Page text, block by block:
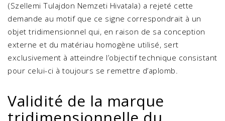
(Szellemi Tulajdon Nemzeti Hivatala) a rejeté cette
demande au motif que ce signe correspondrait à un
objet tridimensionnel qui, en raison de sa conception
externe et du matériau homogène utilisé, sert
exclusivement à atteindre l’objectif technique consistant
pour celui-ci à toujours se remettre d’aplomb.
Validité de la marque